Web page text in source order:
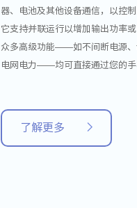
器、电池及其他设备通信，以控
它支持并联运行以增加输出功率
众多高级功能——如不间断电源、
电网电力——均可直接通过您的手
了解更多